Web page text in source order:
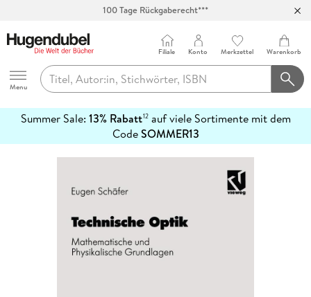
100 Tage Rückgaberecht***
Hugendubel
Menu
Filiale Konto Merkzettel Warenkorb
Summer Sale: 13% Rabatt12auf viele Sortimente mit dem
CodeSOMMER13
erfahren